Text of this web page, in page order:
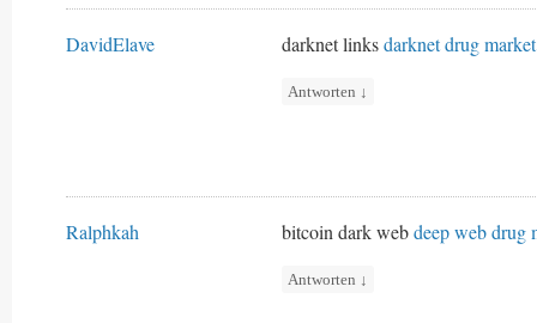
DavidElave darknet linksdarknet drug market
Antworten ↓
Ralphkah bitcoin dark webdeep web drug
Antworten ↓